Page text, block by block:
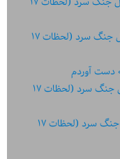
قطعه جاده‌ها: موسیقی متن سریال جنگ سرد (لحظات ۱۷
دست آوردم
قطعه جاده‌ها: موسیقی متن سریال جنگ سرد (لحظات ۱۷
قطعه جاده‌ها: موسیقی متن سریال جنگ سرد (لحظات ۱۷